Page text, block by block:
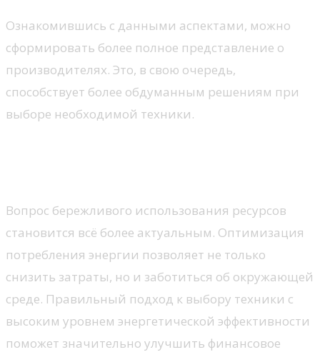
Ознакомившись с данными аспектами, можно
сформировать более полное представление о
производителях. Это, в свою очередь,
способствует более обдуманным решениям при
выборе необходимой техники.
Вопрос бережливого использования ресурсов
становится всё более актуальным. Оптимизация
потребления энергии позволяет не только
снизить затраты, но и заботиться об окружающей
среде. Правильный подход к выбору техники с
высоким уровнем энергетической эффективности
поможет значительно улучшить финансовое